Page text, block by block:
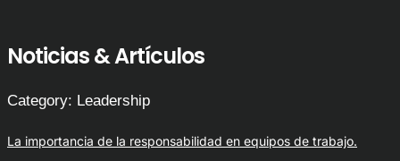
Noticias & Artículos
Category: Leadership
La importancia de la responsabilidad en equipos de trabajo.